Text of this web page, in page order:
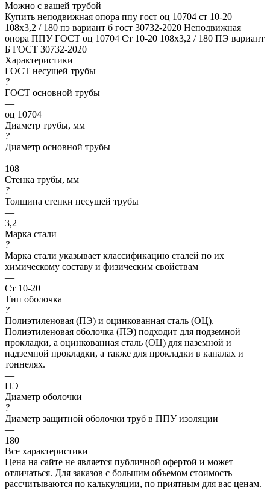
Можно с вашей трубой
Купить неподвижная опора ппу гост оц 10704 ст 10-20
108x3,2 / 180 пэ вариант б гост 30732-2020 Неподвижная
опора ППУ ГОСТ оц 10704 Ст 10-20 108x3,2 / 180 ПЭ вариант
Б ГОСТ 30732-2020
Характеристики
ГОСТ несущей трубы
?
ГОСТ основной трубы
—
оц 10704
Диаметр трубы, мм
?
Диаметр основной трубы
—
108
Стенка трубы, мм
?
Толщина стенки несущей трубы
—
3,2
Марка стали
?
Марка стали указывает классификацию сталей по их
химическому составу и физическим свойствам
—
Ст 10-20
Тип оболочка
?
Полиэтиленовая (ПЭ) и оцинкованная сталь (ОЦ).
Полиэтиленовая оболочка (ПЭ) подходит для подземной
прокладки, а оцинкованная сталь (ОЦ) для наземной и
надземной прокладки, а также для прокладки в каналах и
тоннелях.
—
ПЭ
Диаметр оболочки
?
Диаметр защитной оболочки труб в ППУ изоляции
—
180
Все характеристики
Цена на сайте не является публичной офертой и может
отличаться. Для заказов с большим объемом стоимость
рассчитываются по калькуляции, по приятным для вас ценам.